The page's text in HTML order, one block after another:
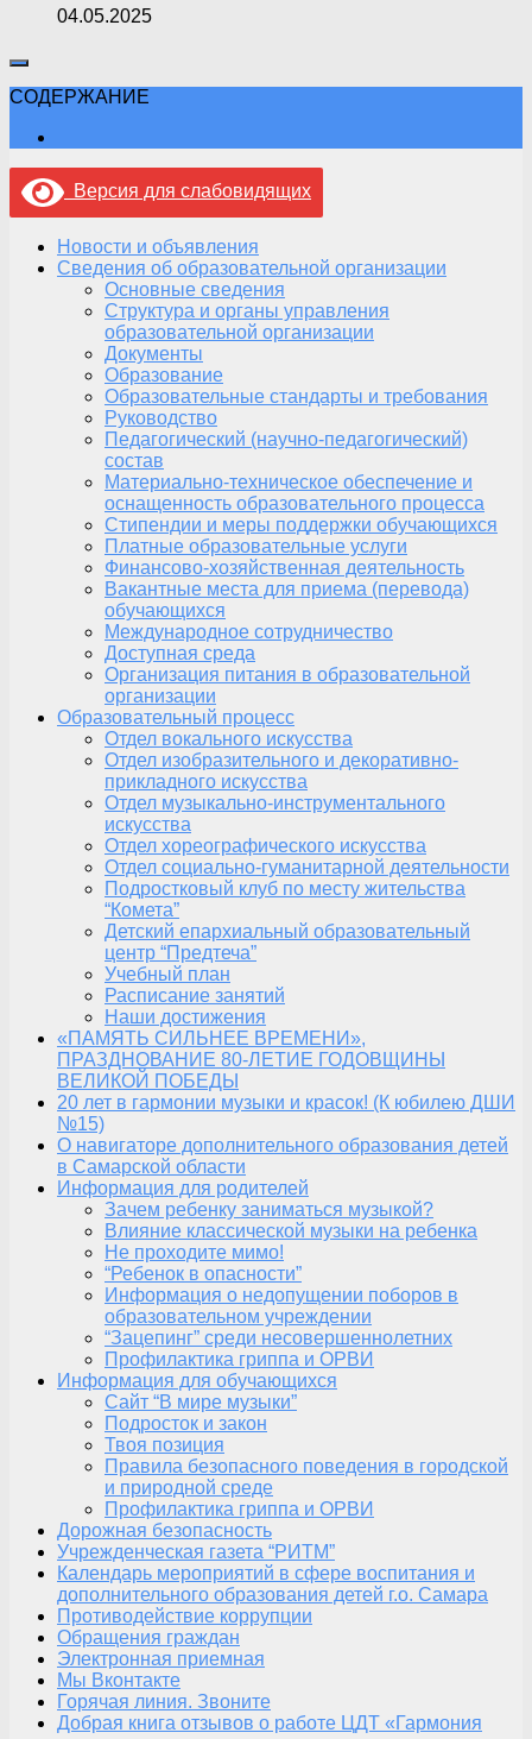
04.05.2025
СОДЕРЖАНИЕ
Версия для слабовидящих
Новости и объявления
Сведения об образовательной организации
Основные сведения
Структура и органы управления
образовательной организации
Документы
Образование
Образовательные стандарты и требования
Руководство
Педагогический (научно-педагогический)
состав
Материально-техническое обеспечение и
оснащенность образовательного процесса
Стипендии и меры поддержки обучающихся
Платные образовательные услуги
Финансово-хозяйственная деятельность
Вакантные места для приема (перевода)
обучающихся
Международное сотрудничество
Доступная среда
Организация питания в образовательной
организации
Образовательный процесс
Отдел вокального искусства
Отдел изобразительного и декоративно-
прикладного искусства
Отдел музыкально-инструментального
искусства
Отдел хореографического искусства
Отдел социально-гуманитарной деятельности
Подростковый клуб по месту жительства
“Комета”
Детский епархиальный образовательный
центр “Предтеча”
Учебный план
Расписание занятий
Наши достижения
«ПАМЯТЬ СИЛЬНЕЕ ВРЕМЕНИ»,
ПРАЗДНОВАНИЕ 80-ЛЕТИЕ ГОДОВЩИНЫ
ВЕЛИКОЙ ПОБЕДЫ
20 лет в гармонии музыки и красок! (К юбилею ДШИ
№15)
О навигаторе дополнительного образования детей
в Самарской области
Информация для родителей
Зачем ребенку заниматься музыкой?
Влияние классической музыки на ребенка
Не проходите мимо!
“Ребенок в опасности”
Информация о недопущении поборов в
образовательном учреждении
“Зацепинг” среди несовершеннолетних
Профилактика гриппа и ОРВИ
Информация для обучающихся
Сайт “В мире музыки”
Подросток и закон
Твоя позиция
Правила безопасного поведения в городской
и природной среде
Профилактика гриппа и ОРВИ
Дорожная безопасность
Учрежденческая газета “РИТМ”
Календарь мероприятий в сфере воспитания и
дополнительного образования детей г.о. Самара
Противодействие коррупции
Обращения граждан
Электронная приемная
Мы Вконтакте
Горячая линия. Звоните
Добрая книга отзывов о работе ЦДТ «Гармония